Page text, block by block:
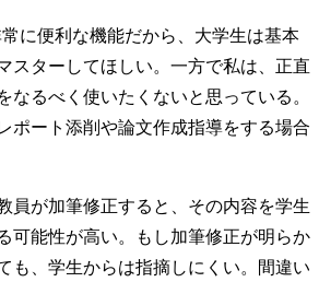
に便利な機能だから、大学生は基本
スターしてほしい。一方で私は、正直
なるべく使いたくないと思っている。
ポート添削や論文作成指導をする場合
員が加筆修正すると、その内容を学生
可能性が高い。もし加筆修正が明らか
も、学生からは指摘しにくい。間違い